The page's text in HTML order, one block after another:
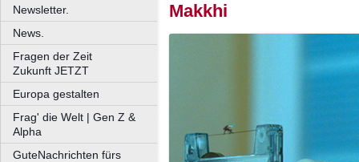
Newsletter.
News.
Fragen der Zeit
Zukunft JETZT
Europa gestalten
Frag' die Welt | Gen Z &
Alpha
GuteNachrichten fürs
Makkhi